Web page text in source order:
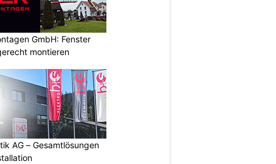
GmbH: Fenster
montieren
AG – Gesamtlösungen